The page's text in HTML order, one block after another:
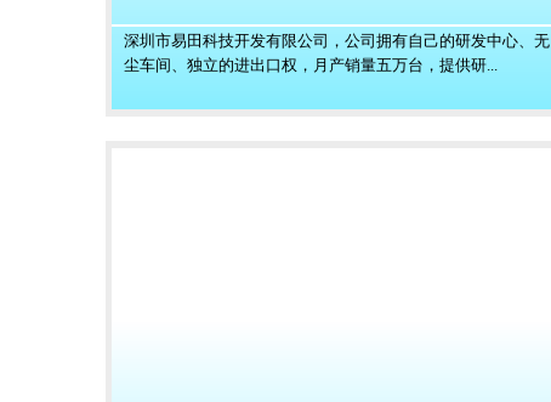
深圳市易田科技开发有限公司，公司拥有自己的研发中心、无
尘车间、独立的进出口权，月产销量五万台，提供研...